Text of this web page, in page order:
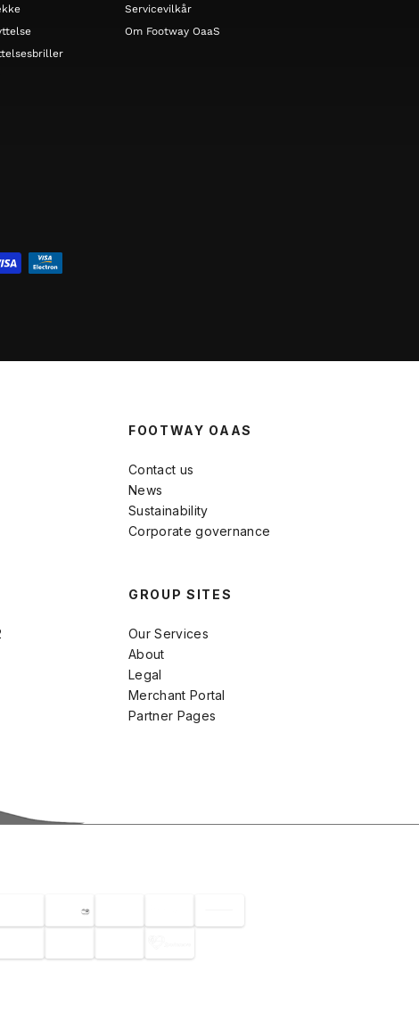
Servicevilkår
Om Footway OaaS
FOOTWAY OAAS
Contact us
News
Sustainability
Corporate governance
GROUP SITES
Our Services
About
Legal
Merchant Portal
Partner Pages